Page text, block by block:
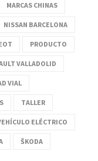
MARCAS CHINAS
NISSAN BARCELONA
PRODUCTO
VALLADOLID
VIAL
TALLER
ELÉCTRICO
ŠKODA